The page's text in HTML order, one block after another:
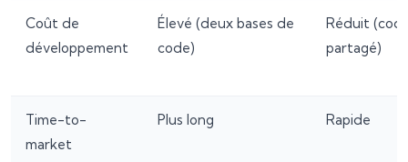
Coût de
développement
Élevé (deux bases de
code)
Réduit
partagé)
Time-to-
market
Plus long Rapide